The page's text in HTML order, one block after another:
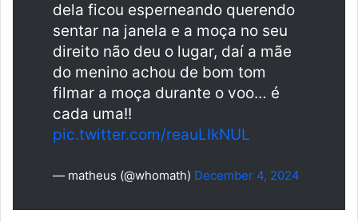
dela ficou esperneando querendo
sentar na janela e a moça no seu
direito não deu o lugar, daí a mãe
do menino achou de bom tom
filmar a moça durante o voo… é
cada uma!!
pic.twitter.com/reauLIkNUL
— matheus (@whomath) December 4, 2024